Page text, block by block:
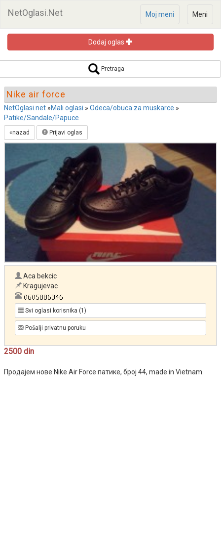
NetOglasi.Net Meni
Moj meni
Dodaj oglas
Pretraga
Pretraga oglasa
Nike air force
NetOglasi.net »Mali oglasi » Odeca/obuca za muskarce »
Patike/Sandale/Papuce
«nazad Prijavi oglas
Aca bekcic
Kragujevac
Svi oglasi korisnika (1)
Pošalji privatnu poruku
2500 din
Продајем нове Nike Air Force патике, број 44, made in Vietnam.